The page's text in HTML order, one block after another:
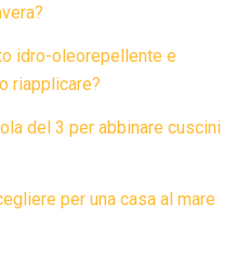
idro-oleorepellente e
riapplicare?
del 3 per abbinare cuscini
per una casa al mare